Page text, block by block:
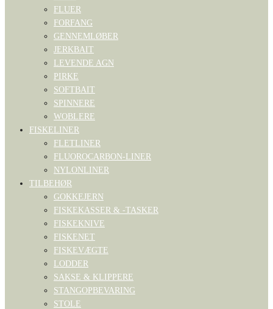
FLUER
FORFANG
GENNEMLØBER
JERKBAIT
LEVENDE AGN
PIRKE
SOFTBAIT
SPINNERE
WOBLERE
FISKELINER
FLETLINER
FLUOROCARBON-LINER
NYLONLINER
TILBEHØR
GOKKEJERN
FISKEKASSER & -TASKER
FISKEKNIVE
FISKENET
FISKEVÆGTE
LODDER
SAKSE & KLIPPERE
STANGOPBEVARING
STOLE